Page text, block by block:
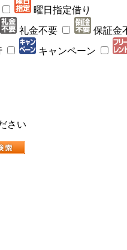
曜日指定借り
礼金不要 保証金
キャンペーン
さい